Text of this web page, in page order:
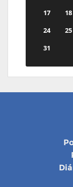
17
18
24
25
31